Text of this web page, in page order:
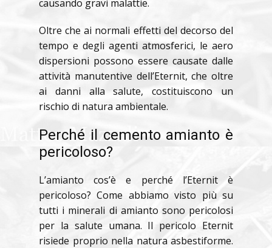
causando gravi malattie.
Oltre che ai normali effetti del decorso del
tempo e degli agenti atmosferici, le aero
dispersioni possono essere causate dalle
attività manutentive dell’Eternit, che oltre
ai danni alla salute, costituiscono un
rischio di natura ambientale.
Perché il cemento amianto è
pericoloso?
L’amianto cos’è e perché l’Eternit è
pericoloso? Come abbiamo visto più su
tutti i minerali di amianto sono pericolosi
per la salute umana. Il pericolo Eternit
risiede proprio nella natura asbestiforme.